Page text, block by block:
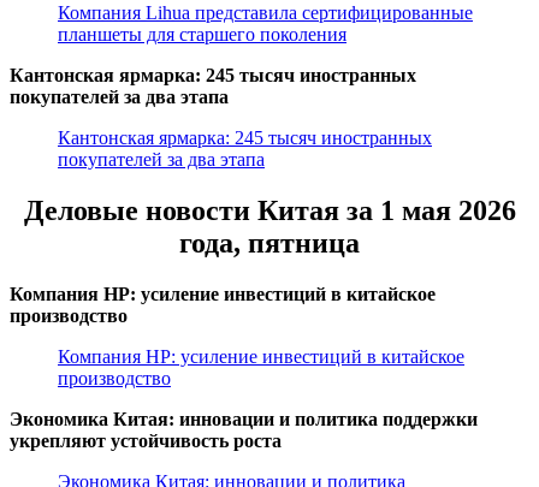
Компания Lihua представила сертифицированные
планшеты для старшего поколения
Кантонская ярмарка: 245 тысяч иностранных
покупателей за два этапа
Кантонская ярмарка: 245 тысяч иностранных
покупателей за два этапа
Деловые новости Китая за 1 мая 2026
года, пятница
Компания HP: усиление инвестиций в китайское
производство
Компания HP: усиление инвестиций в китайское
производство
Экономика Китая: инновации и политика поддержки
укрепляют устойчивость роста
Экономика Китая: инновации и политика